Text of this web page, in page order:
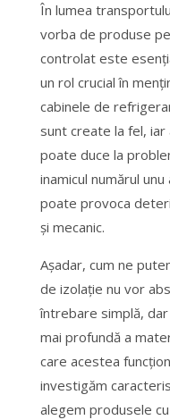
În lumea
vorba de produse
controlat este
un rol crucial în
cabinele de
sunt create la fel,
poate duce la
inamicul numărul
poate provoca
și mecanic.
Așadar, cum ne
de izolație nu vor
întrebare simplă,
mai profundă a
care acestea
investigăm
alegem produsele